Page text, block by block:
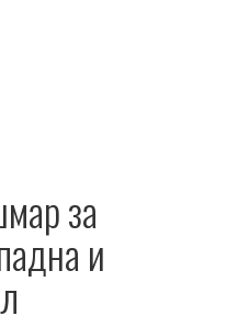
за
и